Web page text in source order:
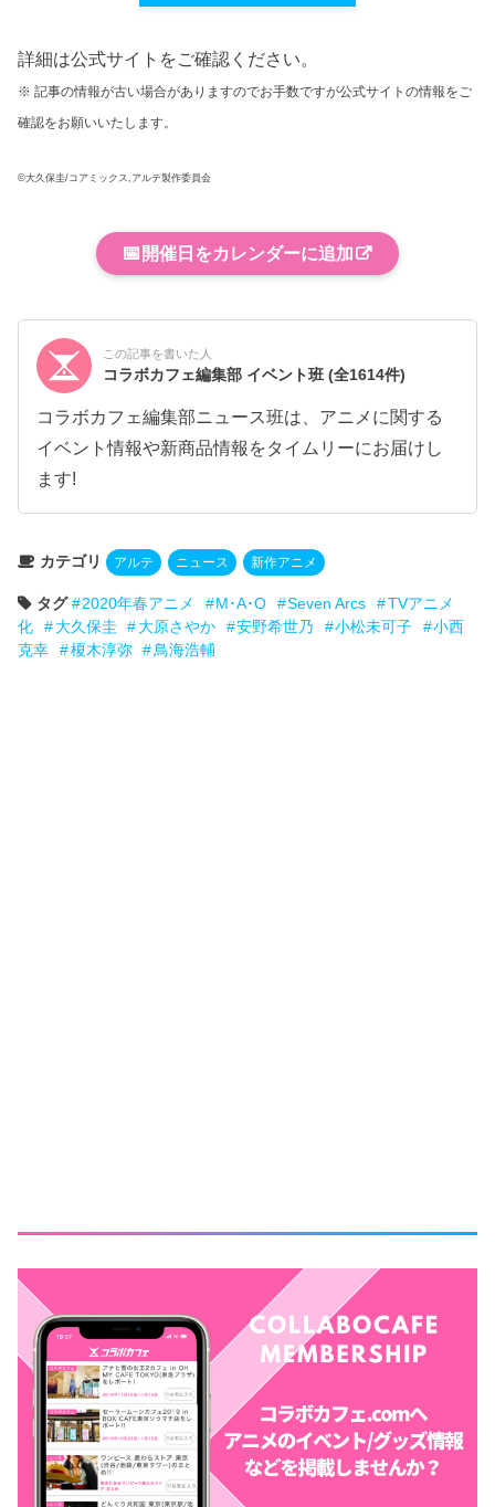
詳細は公式サイトをご確認ください。
※ 記事の情報が古い場合がありますのでお手数ですが公式サイトの情報をご
確認をお願いいたします。
©大久保圭/コアミックス,アルテ製作委員会
📅 開催日をカレンダーに追加
この記事を書いた人
コラボカフェ編集部 イベント班(全1614件)
コラボカフェ編集部ニュース班は、アニメに関する
イベント情報や新商品情報をタイムリーにお届けし
ます!
カテゴリ アルテ ニュース 新作アニメ
タグ 2020年春アニメ M･A･O Seven Arcs
TVアニメ
化
大久保圭 大原さやか 安野希世乃 小松未可子
小西
克幸
榎木淳弥 鳥海浩輔